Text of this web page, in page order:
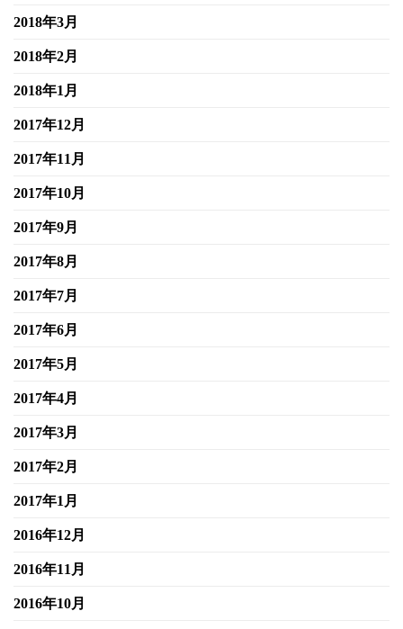
2018年3月
2018年2月
2018年1月
2017年12月
2017年11月
2017年10月
2017年9月
2017年8月
2017年7月
2017年6月
2017年5月
2017年4月
2017年3月
2017年2月
2017年1月
2016年12月
2016年11月
2016年10月